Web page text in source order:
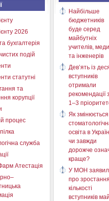
2026
бухгалтерія
подій
статутні
та
корупції
процес
служба
Атестація
Найбільше
бюджетників
буде серед
майбутніх
учителів,
та інженерів
Дев’ять із
вступників
отримали
рекомендації
1–3
Як змінюється
освіта в
чи завжди
дорожче
краще?
У МОН
про зростання
кількості
вступників